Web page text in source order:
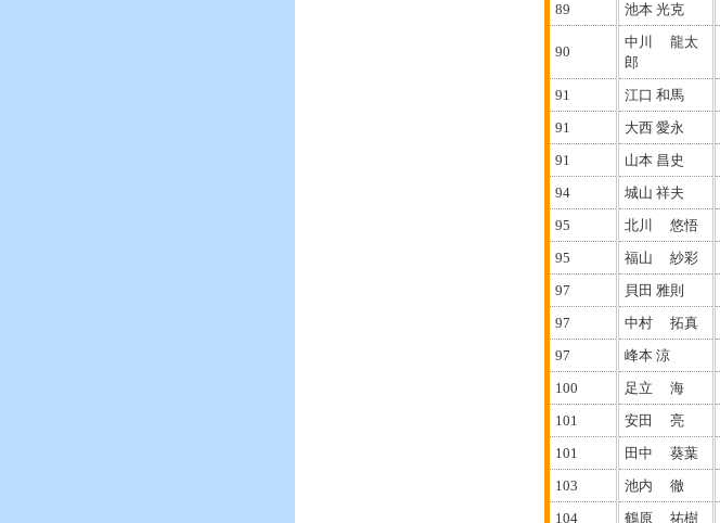
89
池本 光克
90
中川 龍太
郎
91 江口 和馬
91
大西 愛永
91
山本 昌史
94
城山 祥夫
95
北川 悠悟
95
福山 紗彩
97
貝田 雅則
97
中村 拓真
97
峰本 涼
100
足立 海
101
安田 亮
101
田中 葵葉
103
池内 徹
104
鶴原 祐樹